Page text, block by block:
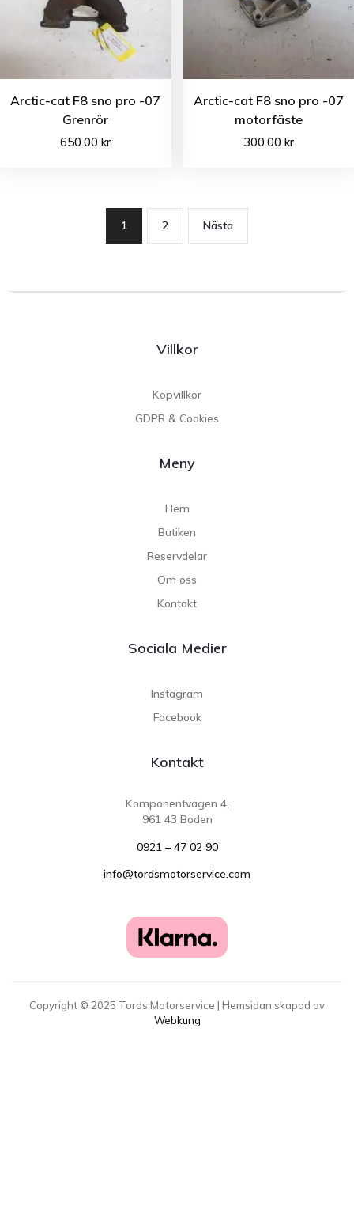
Arctic-cat F8 sno pro -07
Grenrör
650.00kr
Arctic-cat F8 sno pro -07
motorfäste
300.00 kr
1 2 Nästa
Villkor
Köpvillkor
GDPR & Cookies
Meny
Hem
Butiken
Reservdelar
Om oss
Kontakt
Sociala Medier
Instagram
Facebook
Kontakt
Komponentvägen 4,
961 43 Boden
0921 – 47 02 90
info@tordsmotorservice.com
Copyright © 2025 Tords Motorservice | Hemsidan skapad av
Webkung